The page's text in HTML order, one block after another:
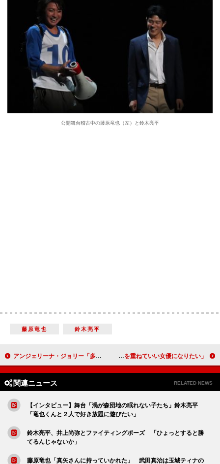
公開舞台稽古中の藤原竜也（左）と鈴木亮平
藤原竜也 鈴木亮平
アンジェリーナ・ジョリー「多様性を重んじることが大事」 「闘うことで前進する」 玉城ティナ、２２歳の誕生日サプライズに感激 「経験を重ねていい女優になりたい」
関連ニュース RELATED NEWS
【インタビュー】舞台「渦が森団地の眠れない子たち」鈴木亮平
「竜也くんと２人で好き放題に遊びたい」
鈴木亮平、井上尚弥とファイティングポーズ 「ひょっとすると勝
てるんじゃないか」
藤原竜也「真矢さんに持っていかれた」 武田真治は玉城ティナの